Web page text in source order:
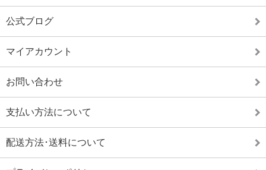
公式ブログ
マイアカウント
お問い合わせ
支払い方法について
配送方法･送料について